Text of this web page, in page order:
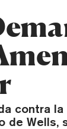
contra
de Wells,